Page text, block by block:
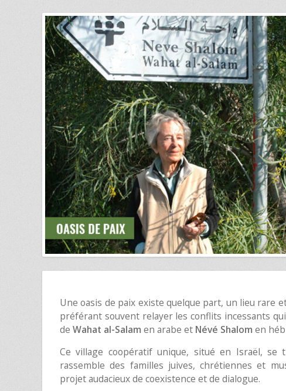
Une oasis de paix existe quelque part, un lieu rare
préférant souvent relayer les conflits incessants
de Wahat al-Salam en arabe et Névé Shalom en
Ce village coopératif unique, situé en Israël, se
rassemble des familles juives, chrétiennes et
projet audacieux de coexistence et de dialogue.